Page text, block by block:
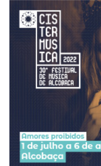
Acesso ao
Acesso aos
assinantes
Ofertas para